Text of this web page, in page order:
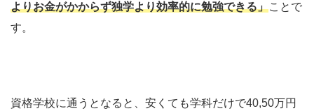
よりお金がかからず独学より効率的に勉強できる」ことで
す。
資格学校に通うとなると、安くても学科だけで40,50万円